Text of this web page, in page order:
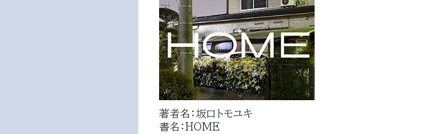
著者名：坂口トモユキ
書名：HOME